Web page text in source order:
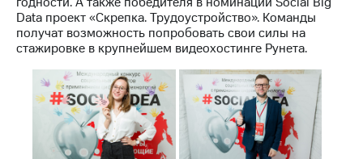
Data проект «Скрепка. Трудоустройство». Команды
получат возможность попробовать свои силы на
стажировке в крупнейшем видеохостинге Рунета.